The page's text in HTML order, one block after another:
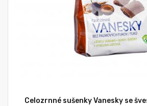
Celozrnné sušenky Vanesky se